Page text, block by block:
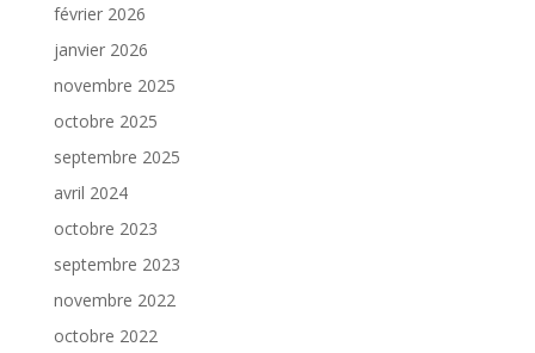
février 2026
janvier 2026
novembre 2025
octobre 2025
septembre 2025
avril 2024
octobre 2023
septembre 2023
novembre 2022
octobre 2022